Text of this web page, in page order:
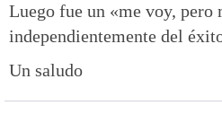
Luego fue un «me voy, pero
independientemente del
Un saludo